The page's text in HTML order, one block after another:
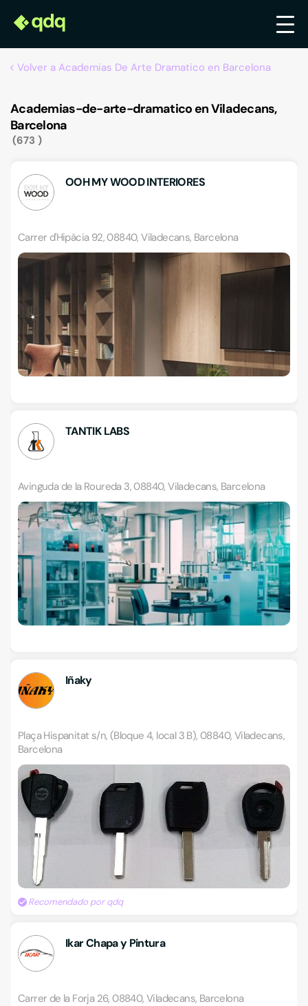
Volver a Academias De Arte Dramatico en Barcelona
Academias-de-arte-dramatico en Viladecans,
Barcelona
673
OOH MY WOOD INTERIORES
Carrer d'Hipàcia 92, 08840, Viladecans, Barcelona
TANTIK LABS
Avinguda de la Roureda 3, 08840, Viladecans, Barcelona
Iñaky
Plaça Hispanitat s/n, (Bloque 4, local 3 B), 08840, Viladecans,
Barcelona
Recomendado por qdq
Ikar Chapa y Pintura
Carrer de la Forja 26, 08840, Viladecans, Barcelona